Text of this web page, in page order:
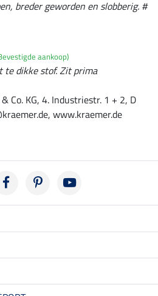
breder geworden en slobberig. #
aankoop)
dikke stof. Zit prima
Co. KG, 4. Industriestr. 1 + 2, D
www.kraemer.de